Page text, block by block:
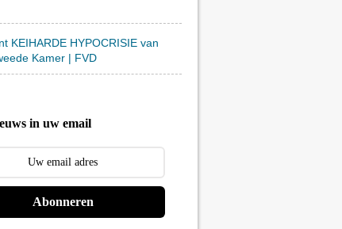
KEIHARDE HYPOCRISIE van
Kamer | FVD
in uw email
Abonneren